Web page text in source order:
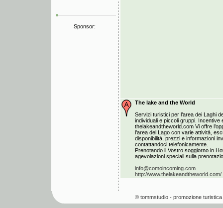
Sponsor:
The lake and the World
Servizi turistici per l’area dei Laghi
individuali e piccoli gruppi. Incentive
thelakeandtheworld.com Vi offre
l’area del Lago con varie attività,
disponibilità, prezzi e informazioni
contattandoci telefonicamente.
Prenotando il Vostro soggiorno in
agevolazioni speciali sulla
info@comoincoming.com
http://www.thelakeandtheworld.com/
© tommstudio - promozione turistica